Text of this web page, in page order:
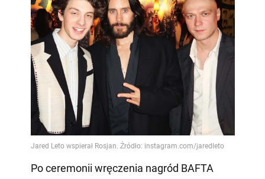
Po ceremonii wręczenia nagród BAFTA